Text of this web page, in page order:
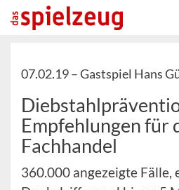
07.02.19 –Gastspiel Hans
Empfehlungen für
Fachhandel
360.000 angezeigte Fälle,